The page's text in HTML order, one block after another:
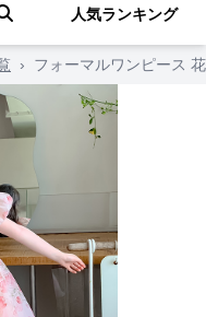
人気ランキング
› フォーマルワンピース